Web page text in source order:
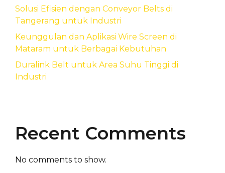
Solusi Efisien dengan Conveyor Belts di
Tangerang untuk Industri
Keunggulan dan Aplikasi Wire Screen di
Mataram untuk Berbagai Kebutuhan
Duralink Belt untuk Area Suhu Tinggi di
Industri
Recent Comments
No comments to show.